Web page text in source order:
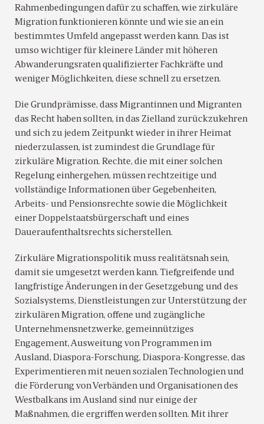
Rahmenbedingungen dafür zu schaffen, wie zirkuläre
Migration funktionieren könnte und wie sie an ein
bestimmtes Umfeld angepasst werden kann. Das ist
umso wichtiger für kleinere Länder mit höheren
Abwanderungsraten qualifizierter Fachkräfte und
weniger Möglichkeiten, diese schnell zu ersetzen.
Die Grundprämisse, dass Migrantinnen und Migranten
das Recht haben sollten, in das Zielland zurückzukehren
und sich zu jedem Zeitpunkt wieder in ihrer Heimat
niederzulassen, ist zumindest die Grundlage für
zirkuläre Migration. Rechte, die mit einer solchen
Regelung einhergehen, müssen rechtzeitige und
vollständige Informationen über Gegebenheiten,
Arbeits- und Pensionsrechte sowie die Möglichkeit
einer Doppelstaatsbürgerschaft und eines
Daueraufenthaltsrechts sicherstellen.
Zirkuläre Migrationspolitik muss realitätsnah sein,
damit sie umgesetzt werden kann. Tiefgreifende und
langfristige Änderungen in der Gesetzgebung und des
Sozialsystems, Dienstleistungen zur Unterstützung der
zirkulären Migration, offene und zugängliche
Unternehmensnetzwerke, gemeinnütziges
Engagement, Ausweitung von Programmen im
Ausland, Diaspora-Forschung, Diaspora-Kongresse, das
Experimentieren mit neuen sozialen Technologien und
die Förderung von Verbänden und Organisationen des
Westbalkans im Ausland sind nur einige der
Maßnahmen, die ergriffen werden sollten. Mit ihrer